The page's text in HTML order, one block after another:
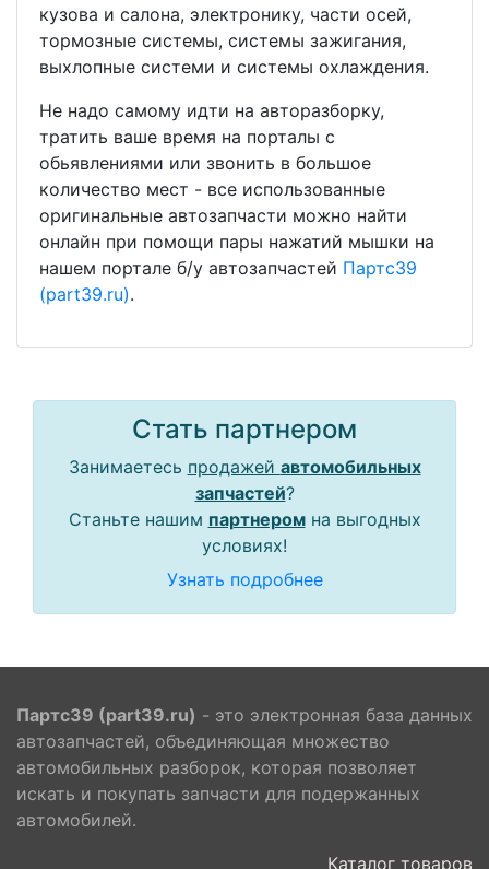
кузова и салона, электронику, части осей,
тормозные системы, системы зажигания,
выхлопные системи и системы охлаждения.
Не надо самому идти на авторазборку,
тратить ваше время на порталы с
обьявлениями или звонить в большое
количество мест - все использованные
оригинальные автозапчасти можно найти
онлайн при помощи пары нажатий мышки на
нашем портале б/у автозапчастей Партс39
(part39.ru).
Стать партнером
Занимаетесь продажей автомобильных
запчастей?
Станьте нашим партнеромна выгодных
условиях!
Узнать подробнее
Партс39 (part39.ru) - это электронная база данных
автозапчастей, объединяющая множество
автомобильных разборок, которая позволяет
искать и покупать запчасти для подержанных
автомобилей.
Каталог товаров